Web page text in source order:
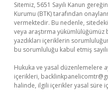
Sitemiz, 5651 Sayılı Kanun
Kurumu (BTK) tarafından
vermektedir. Bu nedenle,
veya araştırma
yazdıkları içeriklerin
bu sorumluluğu kabul etmiş
Hukuka ve yasal düzenlemelere
içerikleri,
halinde, ilgili içerikler yasal süre